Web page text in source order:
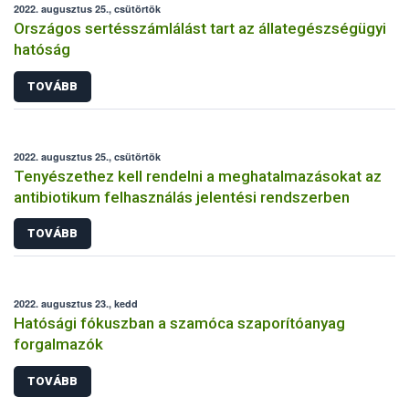
2022. augusztus 25., csütörtök
Országos sertésszámlálást tart az állategészségügyi
hatóság
TOVÁBB
2022. augusztus 25., csütörtök
Tenyészethez kell rendelni a meghatalmazásokat az
antibiotikum felhasználás jelentési rendszerben
TOVÁBB
2022. augusztus 23., kedd
Hatósági fókuszban a szamóca szaporítóanyag
forgalmazók
TOVÁBB